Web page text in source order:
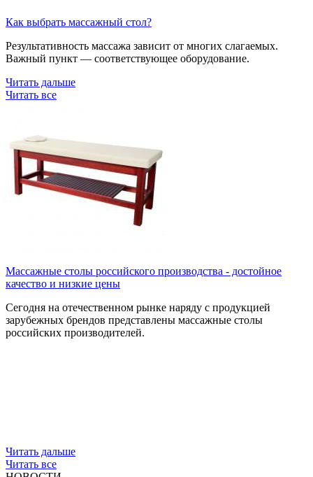
Как выбрать массажный стол?
Результативность массажа зависит от многих слагаемых.
Важный пункт — соответствующее оборудование.
Читать дальше
Читать все
Массажные столы российского производства - достойное
качество и низкие цены
Сегодня на отечественном рынке наряду с продукцией
зарубежных брендов представлены массажные столы
российских производителей.
Читать дальше
Читать все